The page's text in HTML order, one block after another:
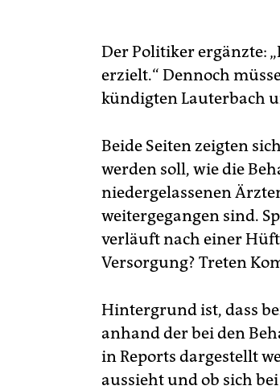
Der Politiker ergänzte:
erzielt.“ Dennoch
kündigten Lauterbach
Beide Seiten zeigten
werden soll, wie die
niedergelassenen
weitergegangen sind.
verläuft nach einer
Versorgung? Treten
Hintergrund ist, dass
anhand der bei den
in Reports dargestellt
aussieht und ob sich